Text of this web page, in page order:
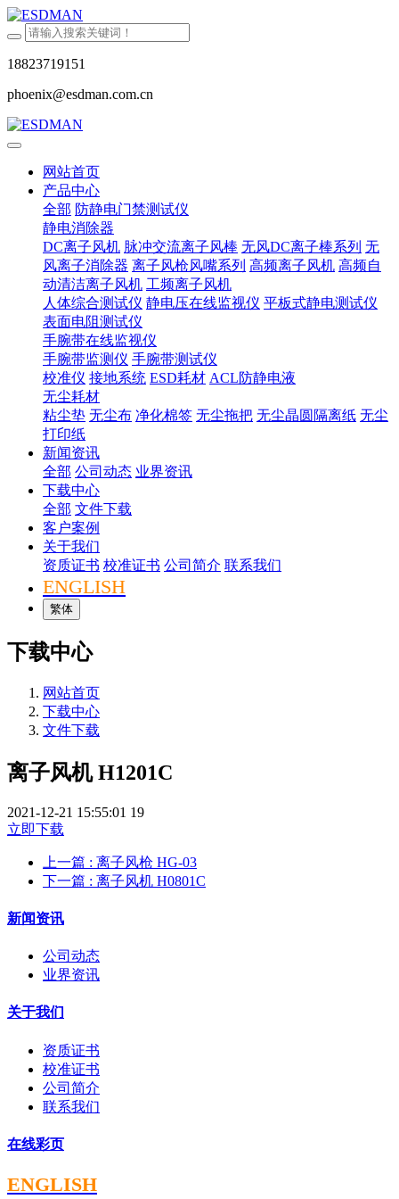
18823719151
phoenix@esdman.com.cn
网站首页
产品中心
全部 防静电门禁测试仪
静电消除器
DC离子风机 脉冲交流离子风棒 无风DC离子棒系列 无
风离子消除器 离子风枪风嘴系列 高频离子风机 高频自
动清洁离子风机 工频离子风机
人体综合测试仪 静电压在线监视仪 平板式静电测试仪
表面电阻测试仪
手腕带在线监视仪
手腕带监测仪 手腕带测试仪
校准仪 接地系统 ESD耗材 ACL防静电液
无尘耗材
粘尘垫 无尘布 净化棉签 无尘拖把 无尘晶圆隔离纸 无尘
打印纸
新闻资讯
全部 公司动态 业界资讯
下载中心
全部 文件下载
客户案例
关于我们
资质证书 校准证书 公司简介 联系我们
ENGLISH
繁体
下载中心
网站首页
下载中心
文件下载
离子风机 H1201C
2021-12-21 15:55:01 19
立即下载
上一篇 : 离子风枪 HG-03
下一篇 : 离子风机 H0801C
新闻资讯
公司动态
业界资讯
关于我们
资质证书
校准证书
公司简介
联系我们
在线彩页
ENGLISH